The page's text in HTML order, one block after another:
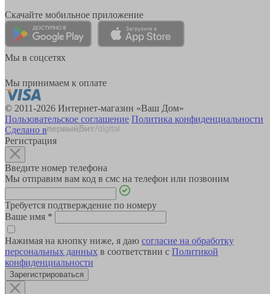
Скачайте мобильное приложение
Мы в соцсетях
Мы принимаем к оплате
© 2011-2026 Интернет-магазин «Ваш Дом»
Пользовательское соглашение Политика конфиденциальности
Сделано в
Регистрация
Введите номер телефона
Мы отправим вам код в смс на телефон или позвоним
Требуется подтверждение по номеру
Ваше имя *
Нажимая на кнопку ниже, я даю согласие на обработку
персональных данных в соответствии с Политикой
конфиденциальности
Зарегистрироваться